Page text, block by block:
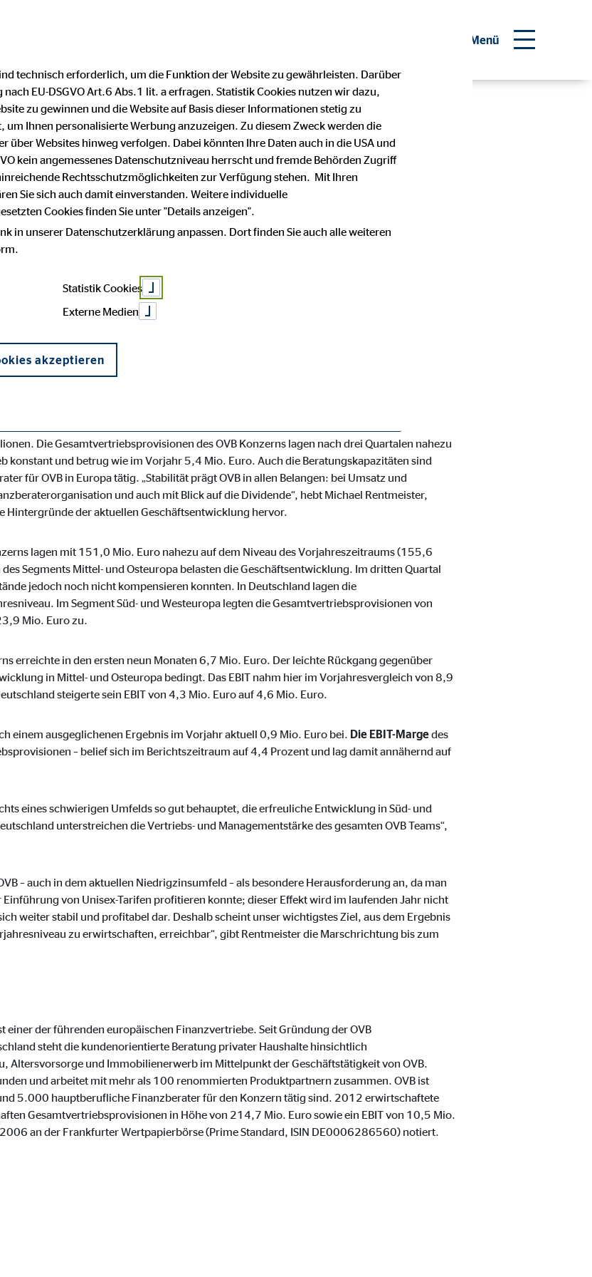
Menü
in schwierigem
Die Gesamtvertriebsprovisionen des OVB Konzerns lagen nach drei Quartalen nahezu
konstant und betrug wie im Vorjahr 5,4 Mio. Euro. Auch die Beratungskapazitäten sind
für OVB in Europa tätig. „Stabilität prägt OVB in allen Belangen: bei Umsatz und
und auch mit Blick auf die Dividende“, hebt Michael Rentmeister,
Hintergründe der aktuellen Geschäftsentwicklung hervor.
lagen mit 151,0 Mio. Euro nahezu auf dem Niveau des Vorjahreszeitraums (155,6
Segments Mittel- und Osteuropa belasten die Geschäftsentwicklung. Im dritten Quartal
jedoch noch nicht kompensieren konnten. In Deutschland lagen die
Im Segment Süd- und Westeuropa legten die Gesamtvertriebsprovisionen von
Mio. Euro zu.
erreichte in den ersten neun Monaten 6,7 Mio. Euro. Der leichte Rückgang gegenüber
in Mittel- und Osteuropa bedingt. Das EBIT nahm hier im Vorjahresvergleich von 8,9
steigerte sein EBIT von 4,3 Mio. Euro auf 4,6 Mio. Euro.
einem ausgeglichenen Ergebnis im Vorjahr aktuell 0,9 Mio. Euro bei. Die EBIT-Margedes
– belief sich im Berichtszeitraum auf 4,4 Prozent und lag damit annähernd auf
eines schwierigen Umfelds so gut behauptet, die erfreuliche Entwicklung in Süd- und
unterstreichen die Vertriebs- und Managementstärke des gesamten OVB Teams“,
– auch in dem aktuellen Niedrigzinsumfeld – als besondere Herausforderung an, da man
von Unisex-Tarifen profitieren konnte; dieser Effekt wird im laufenden Jahr nicht
weiter stabil und profitabel dar. Deshalb scheint unser wichtigstes Ziel, aus dem Ergebnis
zu erwirtschaften, erreichbar“, gibt Rentmeister die Marschrichtung bis zum
einer der führenden europäischen Finanzvertriebe. Seit Gründung der OVB
steht die kundenorientierte Beratung privater Haushalte hinsichtlich
Altersvorsorge und Immobilienerwerb im Mittelpunkt der Geschäftstätigkeit von OVB.
und arbeitet mit mehr als 100 renommierten Produktpartnern zusammen. OVB ist
5.000 hauptberufliche Finanzberater für den Konzern tätig sind. 2012 erwirtschaftete
Gesamtvertriebsprovisionen in Höhe von 214,7 Mio. Euro sowie ein EBIT von 10,5 Mio.
2006 an der Frankfurter Wertpapierbörse (Prime Standard, ISIN DE0006286560) notiert.
technisch erforderlich, um die Funktion der Website zu gewährleisten. Darüber
EU-DSGVO Art.6 Abs.1 lit. a erfragen. Statistik Cookies nutzen wir dazu,
zu gewinnen und die Website auf Basis dieser Informationen stetig zu
Ihnen personalisierte Werbung anzuzeigen. Zu diesem Zweck werden die
über Websites hinweg verfolgen. Dabei könnten Ihre Daten auch in die USA und
kein angemessenes Datenschutzniveau herrscht und fremde Behörden Zugriff
Rechtsschutzmöglichkeiten zur Verfügung stehen. Mit Ihren
Sie sich auch damit einverstanden. Weitere individuelle
Cookies finden Sie unter "Details anzeigen".
in unserer Datenschutzerklärung anpassen. Dort finden Sie auch alle weiteren
Statistik Cookies
Externe Medien
akzeptieren
sind für die einwandfreie Funktion der Website erforderlich. Die Deaktivierung kann die
Einwilligungen
helfen uns zu verstehen, wie unsere Besucher unsere Website nutzen.
anzuzeigen. Zu diesem Zweck werden die Daten an Drittanbieter übermittelt, die die